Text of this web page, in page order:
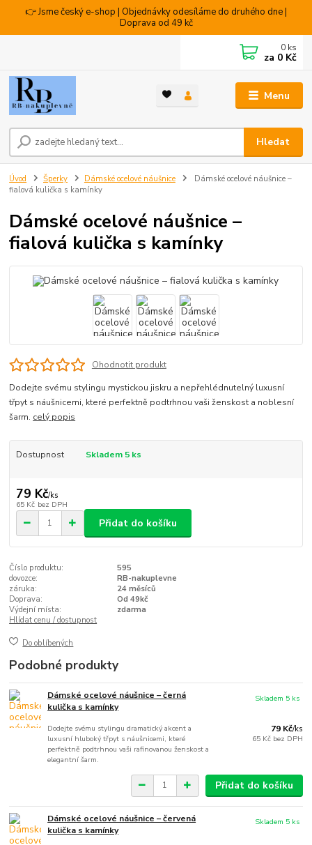
👉 Jsme český e-shop | Objednávky odesíláme do druhého dne |
Doprava od 49 kč
Menu
Hledat
0 ks
za 0 Kč
Úvod Šperky Dámské ocelové náušnice
Dámské ocelové náušnice –
fialová kulička s kamínky
Dámské ocelové náušnice –
fialová kulička s kamínky
Ohodnotit produkt
Dodejte svému stylingu mystickou jiskru a nepřehlédnutelný luxusní
třpyt s náušnicemi, které perfektně podtrhnou vaši ženskost a noblesní
šarm. celý popis
Dostupnost Skladem 5 ks
79 Kč/ks
65 Kč bez DPH
Přidat do košíku
Číslo produktu:
595
dovozce:
RB-nakuplevne
záruka:
24 měsíců
Doprava:
Od 49kč
Výdejní místa:
zdarma
Hlídat cenu / dostupnost
Do oblíbených
Podobné produkty
Dámské ocelové náušnice – černá
kulička s kamínky
Dodejte svému stylingu dramatický akcent a
luxusní hluboký třpyt s náušnicemi, které
perfektně podtrhnou vaši rafinovanou ženskost a
elegantní šarm.
79 Kč/ks
65 Kč bez DPH
Skladem 5 ks
Přidat do košíku
Dámské ocelové náušnice – červená
kulička s kamínky
Skladem 5 ks